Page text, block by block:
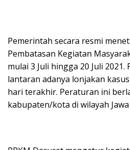
Pemerintah secara resmi
Pembatasan Kegiatan
mulai 3 Juli hingga 20 Juli
lantaran adanya lonjakan
hari terakhir. Peraturan ini
kabupaten/kota di wilayah